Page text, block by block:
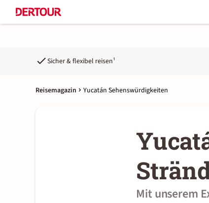
Sicher & flexibel reisen¹
Reisemagazin Yucatán Sehenswürdigkeiten
Mit unserem